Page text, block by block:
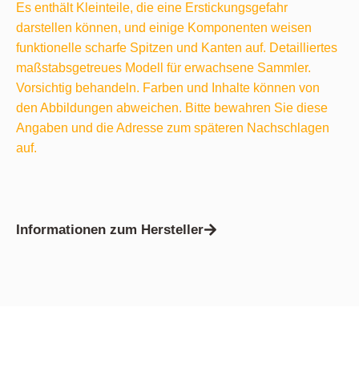
Es enthält Kleinteile, die eine Erstickungsgefahr
darstellen können, und einige Komponenten weisen
funktionelle scharfe Spitzen und Kanten auf. Detailliertes
maßstabsgetreues Modell für erwachsene Sammler.
Vorsichtig behandeln. Farben und Inhalte können von
den Abbildungen abweichen. Bitte bewahren Sie diese
Angaben und die Adresse zum späteren Nachschlagen
auf.
Informationen zum Hersteller